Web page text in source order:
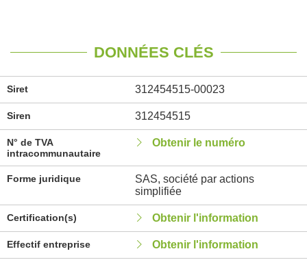
DONNÉES CLÉS
Siret 312454515-00023
Siren 312454515
N° de TVA
intracommunautaire
Obtenir le numéro
Forme juridique
SAS, société par actions
simplifiée
Certification(s) Obtenir l'information
Effectif entreprise Obtenir l'information